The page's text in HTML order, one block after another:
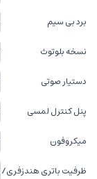
برد بی سیم
نسخه بلوتوث
دستیار صوتی
پنل کنترل لمسی
میکروفون
ظرفیت باتری هندزفری/